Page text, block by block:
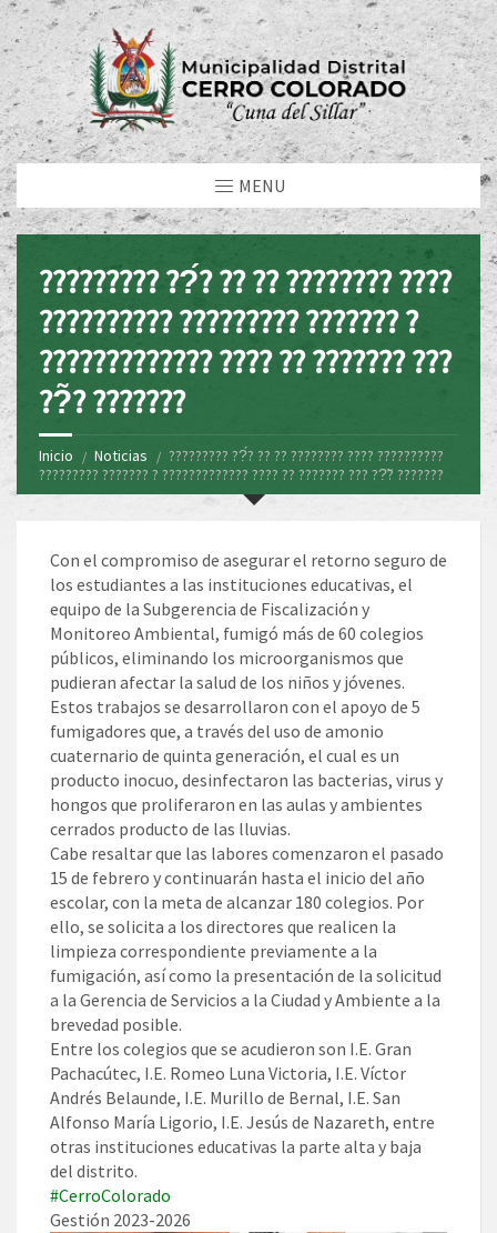
MENU
????????? ??́? ?? ?? ???????? ????
?????????? ????????? ??????? ?
????????????? ???? ?? ??????? ???
??̃? ???????
Inicio Noticias
????????? ??́? ?? ?? ???????? ???? ??????????
????????? ??????? ? ????????????? ???? ?? ??????? ??? ??̃? ???????
Con el compromiso de asegurar el retorno seguro de
los estudiantes a las instituciones educativas, el
equipo de la Subgerencia de Fiscalización y
Monitoreo Ambiental, fumigó más de 60 colegios
públicos, eliminando los microorganismos que
pudieran afectar la salud de los niños y jóvenes.
Estos trabajos se desarrollaron con el apoyo de 5
fumigadores que, a través del uso de amonio
cuaternario de quinta generación, el cual es un
producto inocuo, desinfectaron las bacterias, virus y
hongos que proliferaron en las aulas y ambientes
cerrados producto de las lluvias.
Cabe resaltar que las labores comenzaron el pasado
15 de febrero y continuarán hasta el inicio del año
escolar, con la meta de alcanzar 180 colegios. Por
ello, se solicita a los directores que realicen la
limpieza correspondiente previamente a la
fumigación, así como la presentación de la solicitud
a la Gerencia de Servicios a la Ciudad y Ambiente a la
brevedad posible.
Entre los colegios que se acudieron son I.E. Gran
Pachacútec, I.E. Romeo Luna Victoria, I.E. Víctor
Andrés Belaunde, I.E. Murillo de Bernal, I.E. San
Alfonso María Ligorio, I.E. Jesús de Nazareth, entre
otras instituciones educativas la parte alta y baja
del distrito.
#CerroColorado
Gestión 2023-2026